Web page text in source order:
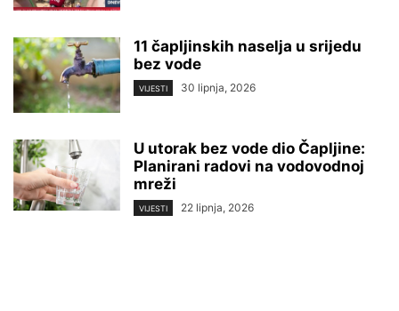
11 čapljinskih naselja u srijedu
bez vode
VIJESTI 30 lipnja, 2026
U utorak bez vode dio Čapljine:
Planirani radovi na vodovodnoj
mreži
VIJESTI 22 lipnja, 2026